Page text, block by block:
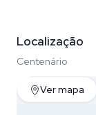
Localização
Centenário
Ver mapa